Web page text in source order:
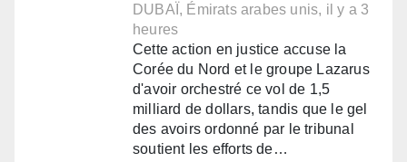
DUBAÏ, Émirats arabes unis, il y a 3
heures
Cette action en justice accuse la
Corée du Nord et le groupe Lazarus
d'avoir orchestré ce vol de 1,5
milliard de dollars, tandis que le gel
des avoirs ordonné par le tribunal
soutient les efforts de…